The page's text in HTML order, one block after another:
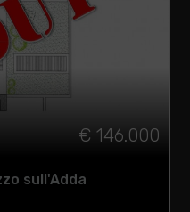
€ 146.000
sull'Adda